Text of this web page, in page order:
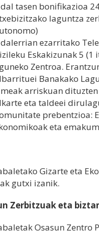
tasen bonifikazioa
laguntza
ezarritako
Eskakizunak 5 (1
Zentroa.
Banakako
arriskuan
eta taldeei
prebentzioa:
eta
Gizarte eta
gutxi izanik.
Zerbitzuak eta
Osasun Zentro